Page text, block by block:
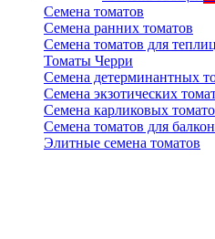
Семена томатов
Семена ранних томатов
Семена томатов для
Томаты Черри
Семена детерминантных
Семена экзотических
Семена карликовых
Семена томатов для
Элитные семена томатов